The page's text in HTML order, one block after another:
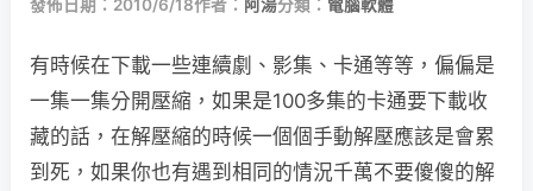
發佈日期：2010/6/18作者： 阿湯分類： 電腦軟體
有時候在下載一些連續劇、影集、卡通等等，偏偏是
一集一集分開壓縮，如果是100多集的卡通要下載收
藏的話，在解壓縮的時候一個個手動解壓應該是會累
到死，如果你也有遇到相同的情況千萬不要傻傻的解